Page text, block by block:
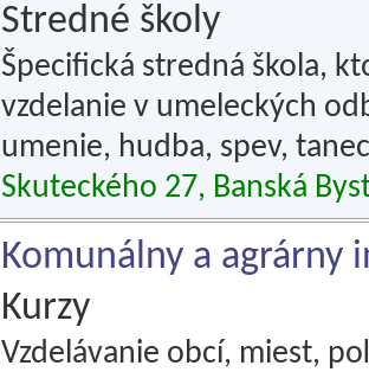
Stredné školy
Špecifická stredná škola,
vzdelanie v umeleckých
umenie, hudba, spev,
Skuteckého 27, Banská
Komunálny a agrárny
Kurzy
Vzdelávanie obcí, miest,